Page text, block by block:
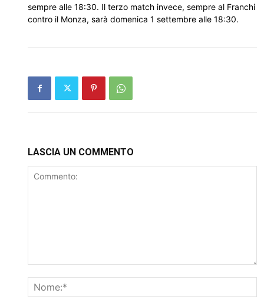
sempre alle 18:30. Il terzo match invece, sempre al Franchi
contro il Monza, sarà domenica 1 settembre alle 18:30.
LASCIA UN COMMENTO